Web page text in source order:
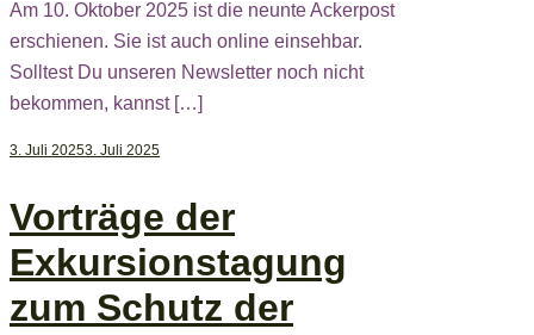
Am 10. Oktober 2025 ist die neunte Ackerpost
erschienen. Sie ist auch online einsehbar.
Solltest Du unseren Newsletter noch nicht
bekommen, kannst […]
3. Juli 20253. Juli 2025
Vorträge der
Exkursionstagung
zum Schutz der